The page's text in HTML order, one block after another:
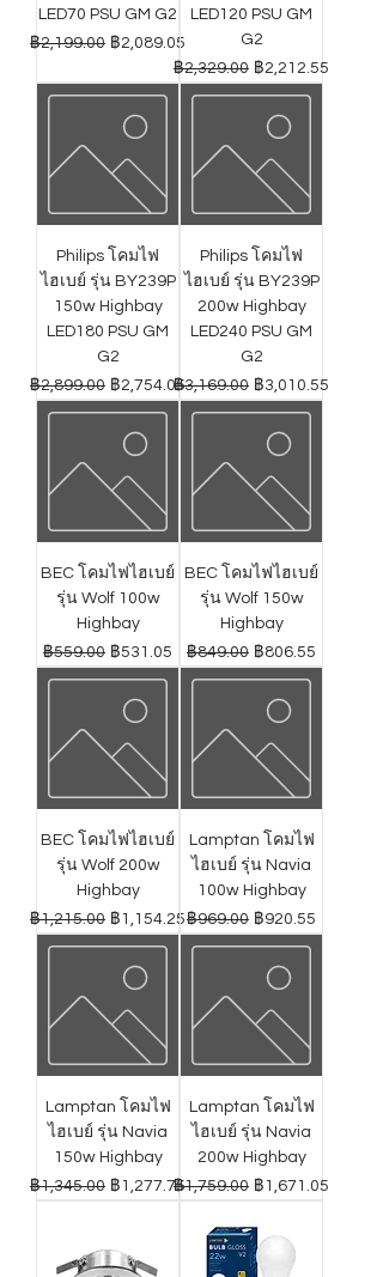
LED70 PSU GM G2
ราคาปกติ
฿2,199.00 ราคาขายลด
฿2,089.05
LED120 PSU GM
G2
ราคาปกติ
฿2,329.00 ราคาขายลด
฿2,212.55
Philips โคมไฟ
ไฮเบย์ รุ่น BY239P
150w Highbay
LED180 PSU GM
G2
ราคาปกติ
฿2,899.00 ราคาขายลด
฿2,754.05
Philips โคมไฟ
ไฮเบย์ รุ่น BY239P
200w Highbay
LED240 PSU GM
G2
ราคาปกติ
฿3,169.00 ราคาขายลด
฿3,010.55
BEC โคมไฟไฮเบย์
รุ่น Wolf 100w
Highbay
ราคาปกติ
฿559.00 ราคาขายลด
฿531.05
BEC โคมไฟไฮเบย์
รุ่น Wolf 150w
Highbay
ราคาปกติ
฿849.00 ราคาขายลด
฿806.55
BEC โคมไฟไฮเบย์
รุ่น Wolf 200w
Highbay
ราคาปกติ
฿1,215.00 ราคาขายลด
฿1,154.25
Lamptan โคมไฟ
ไฮเบย์ รุ่น Navia
100w Highbay
ราคาปกติ
฿969.00 ราคาขายลด
฿920.55
Lamptan โคมไฟ
ไฮเบย์ รุ่น Navia
150w Highbay
ราคาปกติ
฿1,345.00 ราคาขายลด
฿1,277.75
Lamptan โคมไฟ
ไฮเบย์ รุ่น Navia
200w Highbay
ราคาปกติ
฿1,759.00 ราคาขายลด
฿1,671.05